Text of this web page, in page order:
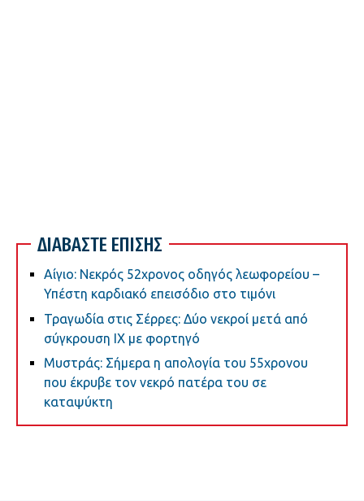
ΔΙΑΒΑΣΤΕ ΕΠΙΣΗΣ
Αίγιο: Νεκρός 52χρονος οδηγός λεωφορείου –
Υπέστη καρδιακό επεισόδιο στο τιμόνι
Τραγωδία στις Σέρρες: Δύο νεκροί μετά από
σύγκρουση ΙΧ με φορτηγό
Μυστράς: Σήμερα η απολογία του 55χρονου
που έκρυβε τον νεκρό πατέρα του σε
καταψύκτη